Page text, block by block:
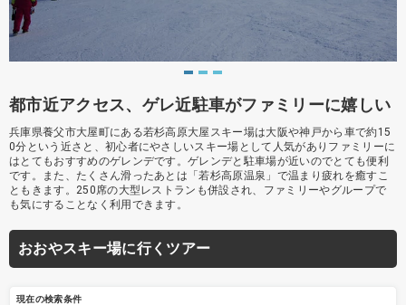
都市近アクセス、ゲレ近駐車がファミリーに嬉しい
兵庫県養父市大屋町にある若杉高原大屋スキー場は大阪や神戸から車で約15
0分という近さと、初心者にやさしいスキー場として人気がありファミリーに
はとてもおすすめのゲレンデです。ゲレンデと駐車場が近いのでとても便利
です。また、たくさん滑ったあとは「若杉高原温泉」で温まり疲れを癒すこ
ともきます。250席の大型レストランも併設され、ファミリーやグループで
も気にすることなく利用できます。
おおやスキー場に行くツアー
現在の検索条件